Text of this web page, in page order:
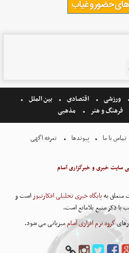
ورزشی اقتصادی
بین الملل
فرهنگ و هنر مذهبی
تماس با ما پیوندها تعرفه اگهی
سایت خبری و خبرگزاری آسام
متعلق بهپایگاه خبری تحلیلی افکارنیوزاست و
با ذکر منبع بلامانع است.
گروه نرم افزاری آساممیزبانی می شود.